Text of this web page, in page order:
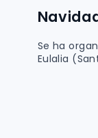
Se ha
Eulalia